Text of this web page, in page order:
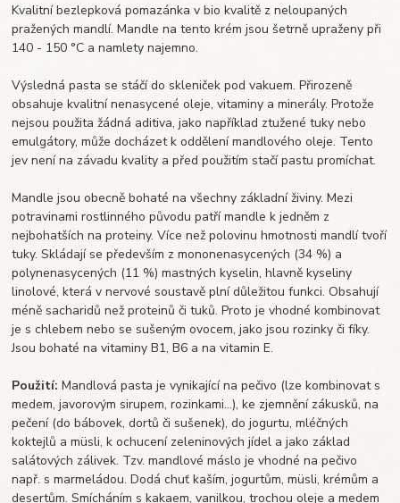
Kvalitní bezlepková pomazánka v bio kvalitě z neloupaných
pražených mandlí. Mandle na tento krém jsou šetrně upraženy při
140 - 150 °C a namlety najemno.
Výsledná pasta se stáčí do skleniček pod vakuem. Přirozeně
obsahuje kvalitní nenasycené oleje, vitaminy a minerály. Protože
nejsou použita žádná aditiva, jako například ztužené tuky nebo
emulgátory, může docházet k oddělení mandlového oleje. Tento
jev není na závadu kvality a před použitím stačí pastu promíchat.
Mandle jsou obecně bohaté na všechny základní živiny. Mezi
potravinami rostlinného původu patří mandle k jedněm z
nejbohatších na proteiny. Více než polovinu hmotnosti mandlí tvoří
tuky. Skládají se především z mononenasycených (34 %) a
polynenasycených (11 %) mastných kyselin, hlavně kyseliny
linolové, která v nervové soustavě plní důležitou funkci. Obsahují
méně sacharidů než proteinů či tuků. Proto je vhodné kombinovat
je s chlebem nebo se sušeným ovocem, jako jsou rozinky či fíky.
Jsou bohaté na vitaminy B1, B6 a na vitamin E.
Použití: Mandlová pasta je vynikající na pečivo (lze kombinovat s
medem, javorovým sirupem, rozinkami...), ke zjemnění zákusků, na
pečení (do bábovek, dortů či sušenek), do jogurtu, mléčných
koktejlů a müsli, k ochucení zeleninových jídel a jako základ
salátových zálivek. Tzv. mandlové máslo je vhodné na pečivo
např. s marmeládou. Dodá chuť kaším, jogurtům, müsli, krémům a
desertům. Smícháním s kakaem, vanilkou, trochou oleje a medem